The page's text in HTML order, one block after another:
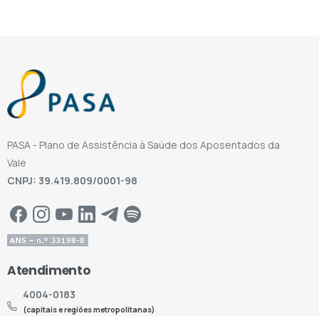
PASA - Plano de Assistência à Saúde dos Aposentados da
Vale
CNPJ: 39.419.809/0001-98
Atendimento
4004-0183
(capitais e regiões metropolitanas)